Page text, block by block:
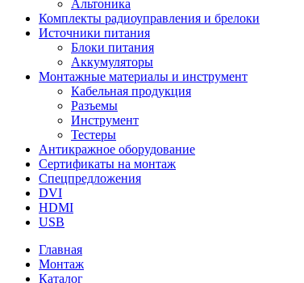
Альтоника
Комплекты радиоуправления и брелоки
Источники питания
Блоки питания
Аккумуляторы
Монтажные материалы и инструмент
Кабельная продукция
Разъемы
Инструмент
Тестеры
Антикражное оборудование
Сертификаты на монтаж
Спецпредложения
DVI
HDMI
USB
Главная
Монтаж
Каталог